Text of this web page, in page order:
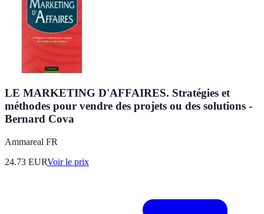
LE MARKETING D'AFFAIRES. Stratégies et
méthodes pour vendre des projets ou des solutions -
Bernard Cova
Ammareal FR
24.73 EURVoir le prix